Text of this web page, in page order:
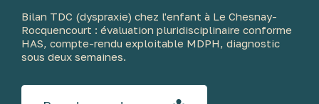
Bilan TDC (dyspraxie) chez l'enfant à Le Chesnay-
Rocquencourt : évaluation pluridisciplinaire conforme
HAS, compte-rendu exploitable MDPH, diagnostic
sous deux semaines.